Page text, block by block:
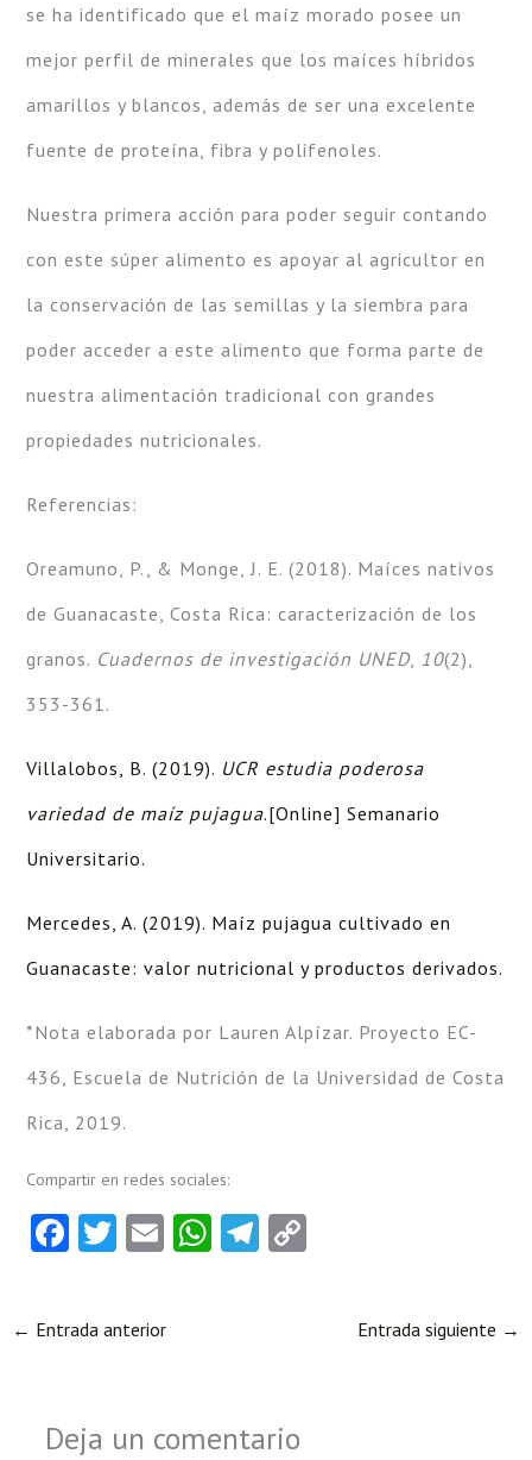
se ha identificado que el maíz morado posee un
mejor perfil de minerales que los maíces híbridos
amarillos y blancos, además de ser una excelente
fuente de proteína, fibra y polifenoles.
Nuestra primera acción para poder seguir contando
con este súper alimento es apoyar al agricultor en
la conservación de las semillas y la siembra para
poder acceder a este alimento que forma parte de
nuestra alimentación tradicional con grandes
propiedades nutricionales.
Referencias:
Oreamuno, P., & Monge, J. E. (2018). Maíces nativos
de Guanacaste, Costa Rica: caracterización de los
granos. Cuadernos de investigación UNED, 10(2),
353-361.
Villalobos, B. (2019). UCR estudia poderosa
variedad de maíz pujagua.[Online] Semanario
Universitario.
Mercedes, A. (2019). Maíz pujagua cultivado en
Guanacaste: valor nutricional y productos derivados.
*Nota elaborada por Lauren Alpízar. Proyecto EC-
436, Escuela de Nutrición de la Universidad de Costa
Rica, 2019.
Compartir en redes sociales:
Fa
o
k
T
er
E
l
W
p
TeC
← Entrada anterior Entrada siguiente →
Deja un comentario